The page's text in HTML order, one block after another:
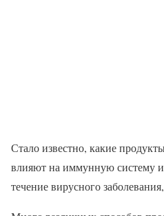
Стало известно, какие
влияют на иммунную систему
течение вирусного